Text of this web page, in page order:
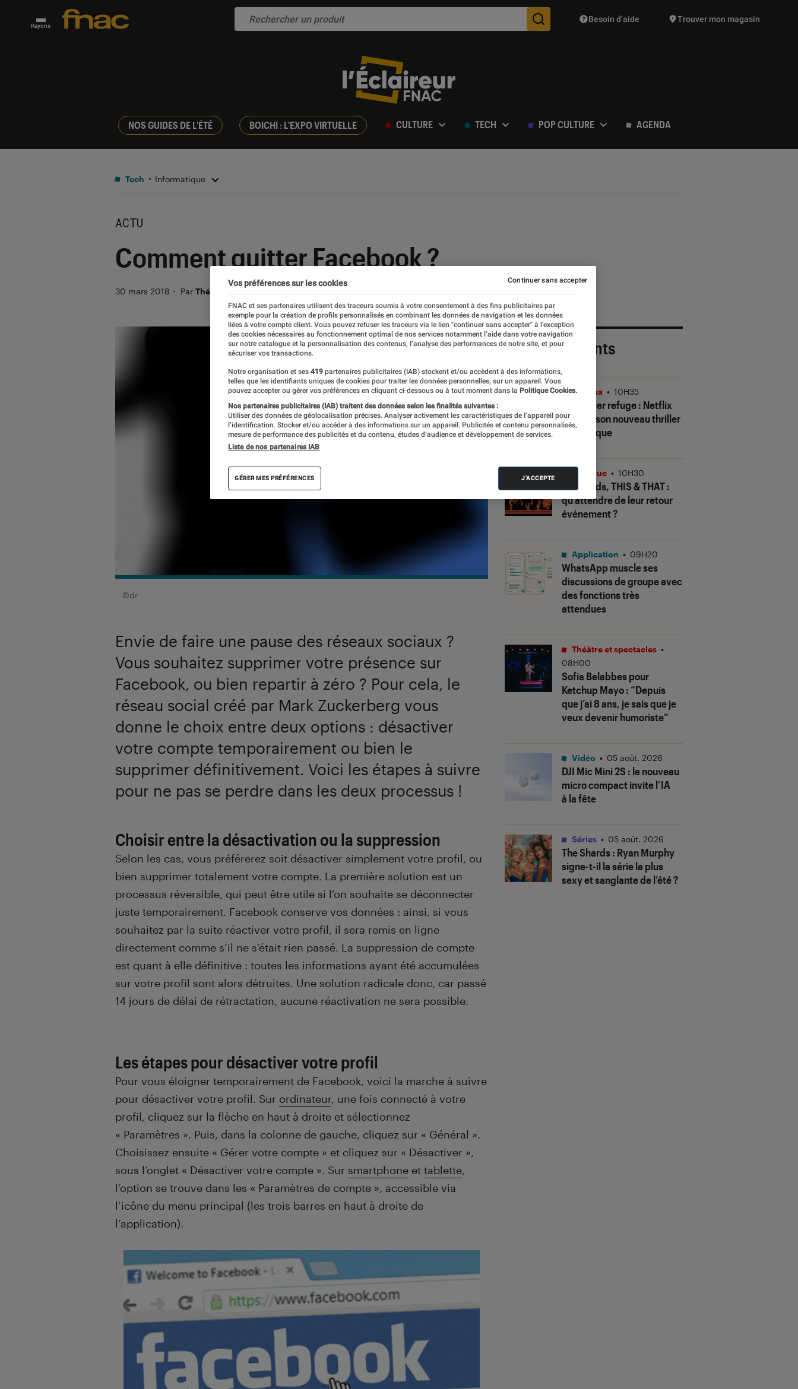
Rayons Des suggestions de produits vont vous être proposées
Besoin d’aide Trouver mon magasin
NOS GUIDES DE L'ÉTÉ BOICHI : L'EXPO VIRTUELLE CULTURE TECH POP CULTURE AGENDA
Tech Informatique
ACTU
Comment quitter Facebook ?
30 mars 2018 ・ Par Théo
©dr
Envie de faire une pause des réseaux sociaux ?
Vous souhaitez supprimer votre présence sur
Facebook, ou bien repartir à zéro ? Pour cela, le
réseau social créé par Mark Zuckerberg vous
donne le choix entre deux options : désactiver
votre compte temporairement ou bien le
supprimer définitivement. Voici les étapes à suivre
pour ne pas se perdre dans les deux processus !
Choisir entre la désactivation ou la suppression
Selon les cas, vous préférerez soit désactiver simplement votre profil, ou
bien supprimer totalement votre compte. La première solution est un
processus réversible, qui peut être utile si l’on souhaite se déconnecter
juste temporairement. Facebook conserve vos données : ainsi, si vous
souhaitez par la suite réactiver votre profil, il sera remis en ligne
directement comme s’il ne s’était rien passé. La suppression de compte
est quant à elle définitive : toutes les informations ayant été accumulées
sur votre profil sont alors détruites. Une solution radicale donc, car passé
14 jours de délai de rétractation, aucune réactivation ne sera possible.
Les étapes pour désactiver votre profil
Pour vous éloigner temporairement de Facebook, voici la marche à suivre
pour désactiver votre profil. Sur ordinateur, une fois connecté à votre
profil, cliquez sur la flèche en haut à droite et sélectionnez
« Paramètres ». Puis, dans la colonne de gauche, cliquez sur « Général ».
Choisissez ensuite « Gérer votre compte » et cliquez sur « Désactiver »,
sous l’onglet « Désactiver votre compte ». Sur smartphone et tablette,
l’option se trouve dans les « Paramètres de compte », accessible via
l’icône du menu principal (les trois barres en haut à droite de
l’application).
Les plus récents
Le dernier refuge: Netflix
dévoile son nouveau thriller
fantastique
Cinéma • 10H35
Stray Kids,THIS & THAT:
qu’attendre de leur retour
événement ?
Musique • 10H30
WhatsApp muscle ses
discussions de groupe avec
des fonctions très
attendues
Application • 09H20
Sofia Belabbes pour
Ketchup Mayo: “Depuis
que j’ai 8 ans, je sais que je
veux devenir humoriste”
Théâtre et spectacles •
08H00
DJI Mic Mini 2S : le nouveau
micro compact invite l’IA
à la fête
Vidéo • 05 août. 2026
The Shards: Ryan Murphy
signe-t-il la série la plus
sexy et sanglante de l’été ?
Séries • 05 août. 2026
Vos préférences sur les cookies
FNAC et ses partenaires utilisent des traceurs soumis à votre consentement à des fins publicitaires par
exemple pour la création de profils personnalisés en combinant les données de navigation et les données
liées à votre compte client. Vous pouvez refuser les traceurs via le lien "continuer sans accepter" à l’exception
des cookies nécessaires au fonctionnement optimal de nos services notamment l’aide dans votre navigation
sur notre catalogue et la personnalisation des contenus, l’analyse des performances de notre site, et pour
sécuriser vos transactions.
Notre organisation et ses 419 partenaires publicitaires (IAB) stockent et/ou accèdent à des informations,
telles que les identifiants uniques de cookies pour traiter les données personnelles, sur un appareil. Vous
pouvez accepter ou gérer vos préférences en cliquant ci-dessous ou à tout moment dans la Politique Cookies.
Nos partenaires publicitaires (IAB) traitent des données selon les finalités suivantes :
Utiliser des données de géolocalisation précises. Analyser activement les caractéristiques de l’appareil pour
l’identification. Stocker et/ou accéder à des informations sur un appareil. Publicités et contenu personnalisés,
mesure de performance des publicités et du contenu, études d’audience et développement de services.
Liste de nos partenaires IAB
GÉRER MES PRÉFÉRENCES J'ACCEPTE
Continuer sans accepter